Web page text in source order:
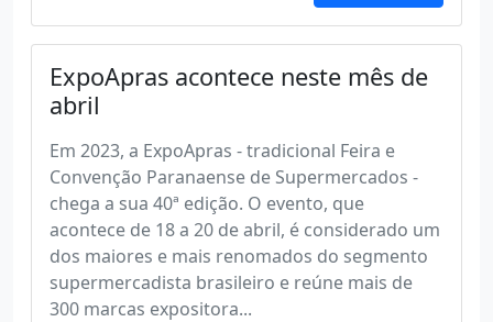
ExpoApras acontece neste mês de
abril
Em 2023, a ExpoApras - tradicional Feira e
Convenção Paranaense de Supermercados -
chega a sua 40ª edição. O evento, que
acontece de 18 a 20 de abril, é considerado um
dos maiores e mais renomados do segmento
supermercadista brasileiro e reúne mais de
300 marcas expositora...